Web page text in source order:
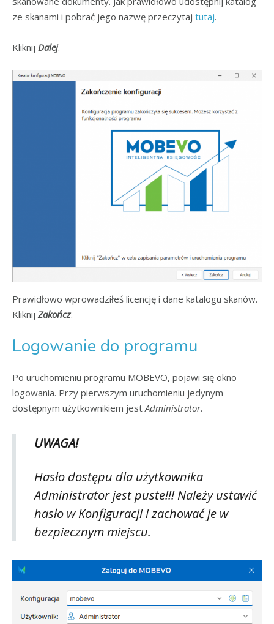
ze skanami i pobrać jego nazwę przeczytaj tutaj.
Kliknij Dalej.
Prawidłowo wprowadziłeś licencję i dane katalogu skanów.
Kliknij Zakończ.
Logowanie do programu
Po uruchomieniu programu MOBEVO, pojawi się okno
logowania. Przy pierwszym uruchomieniu jedynym
dostępnym użytkownikiem jestAdministrator.
UWAGA!
Hasło dostępu dla użytkownika
Administrator jest puste!!! Należy ustawić
hasło w Konfiguracji i zachować je w
bezpiecznym miejscu.